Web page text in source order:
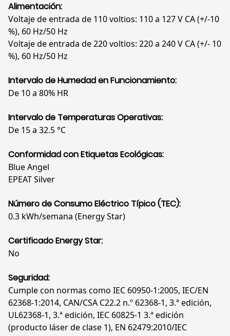
Alimentación:
Voltaje de entrada de 110 voltios: 110 a 127 V CA (+/-10
%), 60 Hz/50 Hz
Voltaje de entrada de 220 voltios: 220 a 240 V CA (+/- 10
%), 60 Hz/50 Hz
Intervalo de Humedad en Funcionamiento:
De 10 a 80% HR
Intervalo de Temperaturas Operativas:
De 15 a 32.5 °C
Conformidad con Etiquetas Ecológicas:
Blue Angel
EPEAT Silver
Número de Consumo Eléctrico Típico (TEC):
0.3 kWh/semana (Energy Star)
Certificado Energy Star:
No
Seguridad:
Cumple con normas como IEC 60950-1:2005, IEC/EN
62368-1:2014, CAN/CSA C22.2 n.º 62368-1, 3.ª edición,
UL62368-1, 3.ª edición, IEC 60825-1 3.ª edición
(producto láser de clase 1), EN 62479:2010/IEC